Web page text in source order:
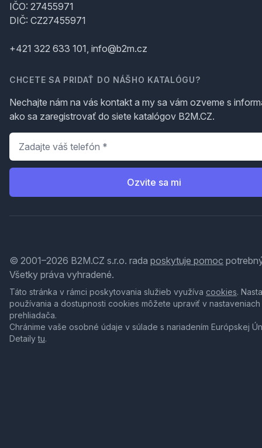
IČO: 27455971
DIČ: CZ27455971
+421 322 633 101, info@b2m.cz
CHCETE SA PRIDAŤ DO NÁŠHO KATALÓGU?
Nechajte nám na vás kontakt a my sa vám ozveme s
ako sa zaregistrovať do siete katalógov B2M.CZ.
Telefón
Ozvite sa mi
© 2001–2026 B2M.CZ s.r.o. rada poskytuje pomoc
Všetky práva vyhradené.
Táto stránka v rámci poskytovania služieb využíva cookies.
používania a dostupnosti cookies môžete upraviť v nastaveniach
prehliadača.
Chránime vaše osobné údaje v súlade s nariadením Európskej
Detailytu.